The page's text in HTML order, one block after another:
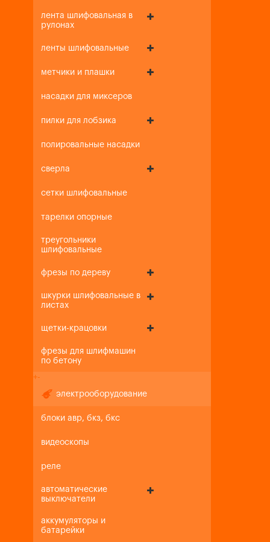
лента шлифовальная в
рулонах
ленты шлифовальные
метчики и плашки
насадки для миксеров
пилки для лобзика
полировальные насадки
сверла
сетки шлифовальные
тарелки опорные
треугольники
шлифовальные
фрезы по дереву
шкурки шлифовальные в
листах
щетки-крацовки
фрезы для шлифмашин
по бетону
+-
электрооборудование
блоки авр, бкз, бкс
видеоскопы
реле
автоматические
выключатели
аккумуляторы и
батарейки